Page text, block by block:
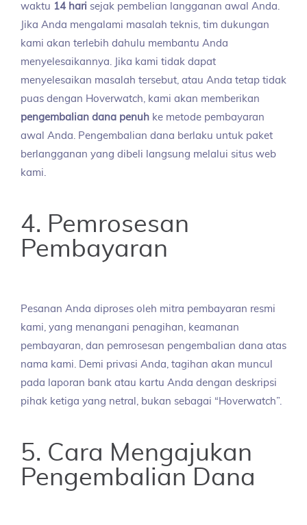
waktu 14 hari sejak pembelian langganan awal Anda.
Jika Anda mengalami masalah teknis, tim dukungan
kami akan terlebih dahulu membantu Anda
menyelesaikannya. Jika kami tidak dapat
menyelesaikan masalah tersebut, atau Anda tetap tidak
puas dengan Hoverwatch, kami akan memberikan
pengembalian dana penuh ke metode pembayaran
awal Anda. Pengembalian dana berlaku untuk paket
berlangganan yang dibeli langsung melalui situs web
kami.
4. Pemrosesan
Pembayaran
Pesanan Anda diproses oleh mitra pembayaran resmi
kami, yang menangani penagihan, keamanan
pembayaran, dan pemrosesan pengembalian dana atas
nama kami. Demi privasi Anda, tagihan akan muncul
pada laporan bank atau kartu Anda dengan deskripsi
pihak ketiga yang netral, bukan sebagai “Hoverwatch”.
5. Cara Mengajukan
Pengembalian Dana